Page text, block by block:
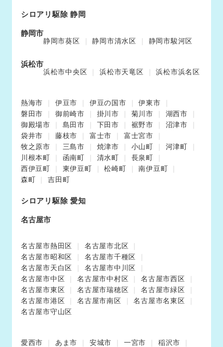
シロアリ駆除 静岡
静岡市
静岡市葵区 静岡市清水区 静岡市駿河区
浜松市
浜松市中央区 浜松市天竜区 浜松市浜名区
熱海市 伊豆市 伊豆の国市
伊東市
磐田市
御前崎市 掛川市 菊川市
湖西市
御殿場市
島田市 下田市 裾野市
沼津市
袋井市
藤枝市 富士市
富士宮市
牧之原市
三島市 焼津市 小山町
河津町
川根本町
函南町 清水町
長泉町
西伊豆町
東伊豆町 松崎町
南伊豆町
森町
吉田町
シロアリ駆除 愛知
名古屋市
名古屋市熱田区
名古屋市北区
名古屋市昭和区
名古屋市千種区
名古屋市天白区
名古屋市中川区
名古屋市中区
名古屋市中村区
名古屋市西区
名古屋市東区
名古屋市瑞穂区
名古屋市緑区
名古屋市港区
名古屋市南区
名古屋市名東区
名古屋市守山区
愛西市 あま市 安城市 一宮市
稲沢市